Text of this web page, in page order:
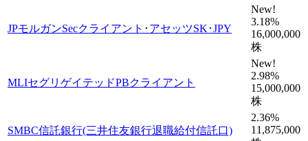
JPモルガンSecクライアント･アセッツSK･JPY
New!
3.18%
16,000,000
株
MLIセグリゲイテッドPBクライアント
New!
2.98%
15,000,000
株
SMBC信託銀行(三井住友銀行退職給付信託口)
2.36%
11,875,000